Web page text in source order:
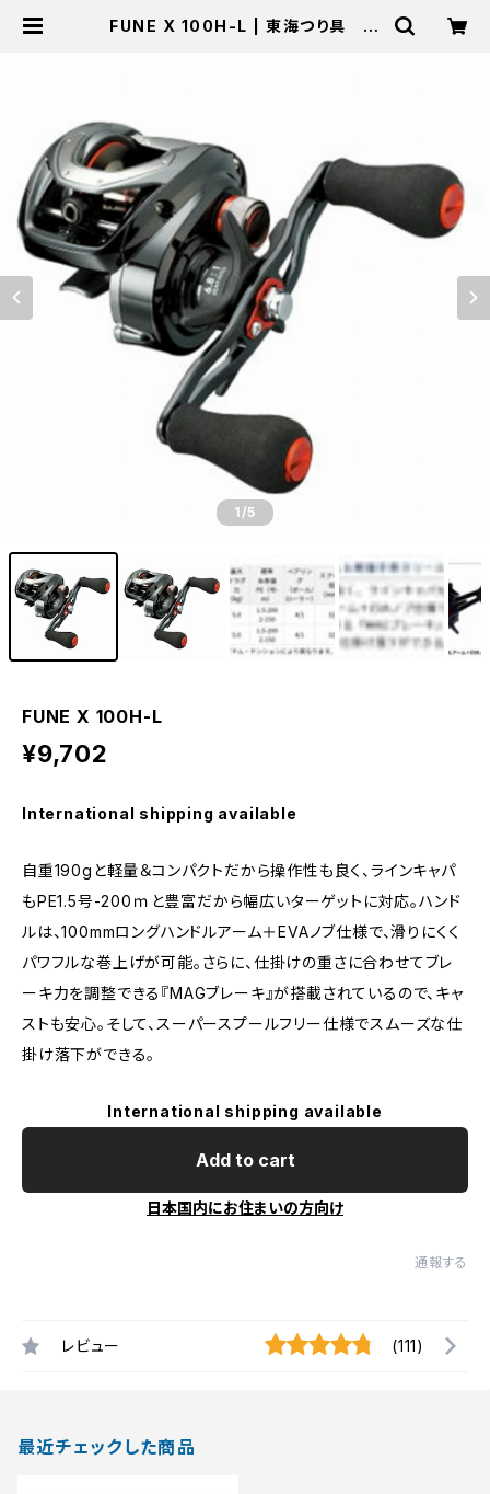
FUNE X 100H-L | 東海つり具 公
1/5
FUNE X 100H-L
¥9,702
International shipping available
自重190gと軽量＆コンパクトだから操作性も良く、ラインキャパ
もPE1.5号-200ｍと豊富だから幅広いターゲットに対応。ハンド
ルは、100mmロングハンドルアーム＋EVAノブ仕様で、滑りにくく
パワフルな巻上げが可能。さらに、仕掛けの重さに合わせてブレ
ーキ力を調整できる『MAGブレーキ』が搭載されているので、キャ
ストも安心。そして、スーパースプールフリー仕様でスムーズな仕
掛け落下ができる。
International shipping available
Add to cart
日本国内にお住まいの方向け
通報する
レビュー (111)
最近チェックした商品